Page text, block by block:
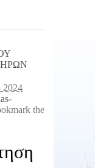
2024
the